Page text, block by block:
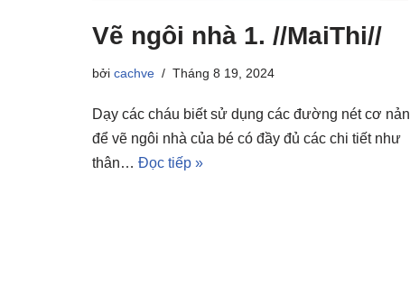
Vẽ ngôi nhà 1. //MaiThi//
bởi cachve Tháng 8 19, 2024
Dạy các cháu biết sử dụng các đường nét cơ nản
để vẽ ngôi nhà của bé có đầy đủ các chi tiết như
thân… Đọc tiếp »